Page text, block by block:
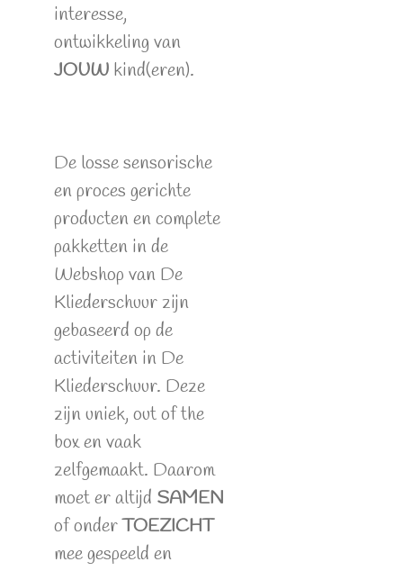
interesse,
ontwikkeling van
JOUW kind(eren).
De losse sensorische
en proces gerichte
producten en complete
pakketten in de
Webshop van De
Kliederschuur zijn
gebaseerd op de
activiteiten in De
Kliederschuur. Deze
zijn uniek, out of the
box en vaak
zelfgemaakt. Daarom
moet er altijd SAMEN
of onderTOEZICHT
mee gespeeld en